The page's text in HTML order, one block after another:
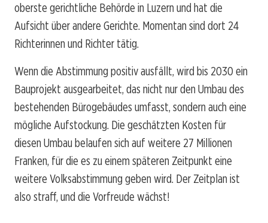
oberste gerichtliche Behörde in Luzern und hat die
Aufsicht über andere Gerichte. Momentan sind dort 24
Richterinnen und Richter tätig.
Wenn die Abstimmung positiv ausfällt, wird bis 2030 ein
Bauprojekt ausgearbeitet, das nicht nur den Umbau des
bestehenden Bürogebäudes umfasst, sondern auch eine
mögliche Aufstockung. Die geschätzten Kosten für
diesen Umbau belaufen sich auf weitere 27 Millionen
Franken, für die es zu einem späteren Zeitpunkt eine
weitere Volksabstimmung geben wird. Der Zeitplan ist
also straff, und die Vorfreude wächst!